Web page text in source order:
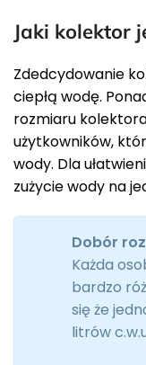
Jaki kolektor
Zdedcydowanie
ciepłą wodę.
rozmiaru
użytkowników,
wody. Dla
zużycie wody na
Dobór
Każda
bardzo
się że
litrów